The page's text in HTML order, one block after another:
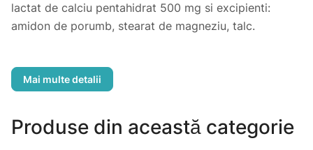
lactat de calciu pentahidrat 500 mg si excipienti:
amidon de porumb, stearat de magneziu, talc.
Suplimente minerale, preparate din calciu.
Indicatii terapeutice:
Tratamentul deficitului de calciu.
Produse din această categorie